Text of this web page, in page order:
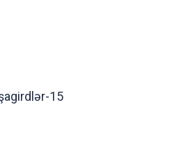
15